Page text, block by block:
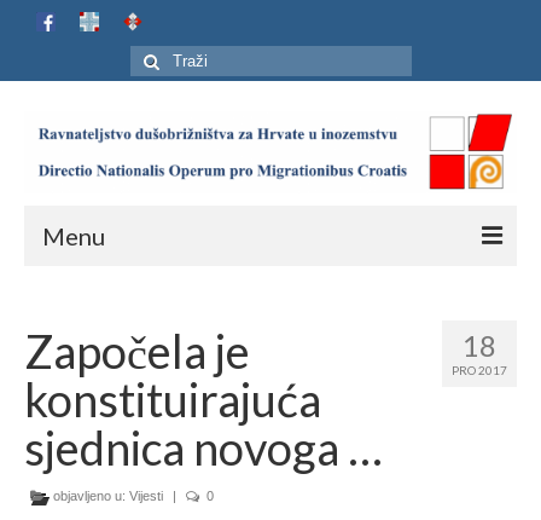
Search
for:
Menu
Ustroj
Adresar
Karta
Jubilej HIP-a
18
PRO 2017
Započela je
konstituirajuća
sjednica novoga …
objavljeno u: Vijesti | 0